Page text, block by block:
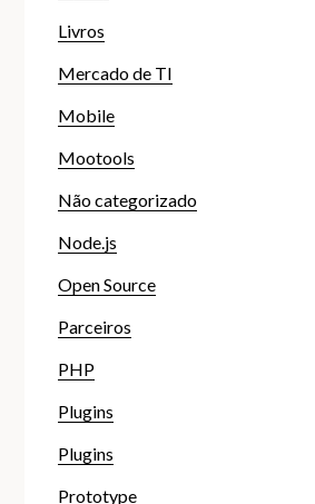
Livros
Mercado de TI
Mobile
Mootools
Não categorizado
Node.js
Open Source
Parceiros
PHP
Plugins
Plugins
Prototype